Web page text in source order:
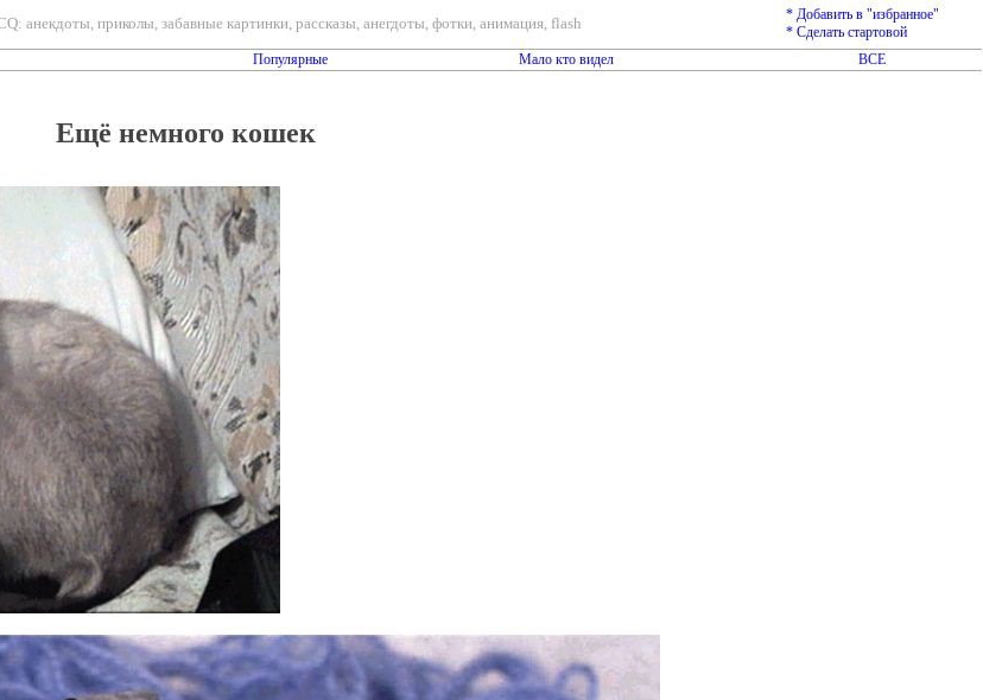
анекдоты, приколы, забавные картинки, рассказы, анегдоты, фотки, анимация, flash
* Добавить в "избранное"
* Сделать стартовой
Популярные Мало кто видел ВСЕ
Ещё немного кошек